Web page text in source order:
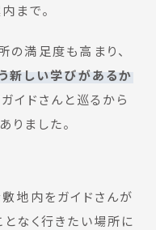
まで。
満足度も高まり、
新しい学びがあるか
イドさんと巡るから
りました。
地内をガイドさんが
なく行きたい場所に